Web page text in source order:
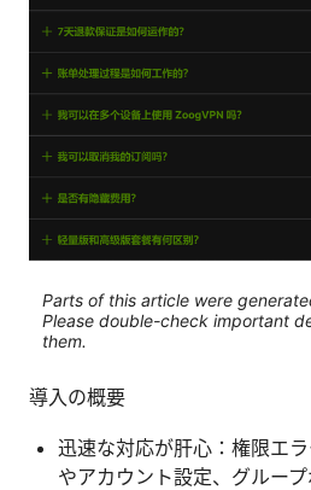
Parts of this article were
Please double-check important
them.
導入の概要
迅速な対応が肝心：権限エ
やアカウント設定、グルー